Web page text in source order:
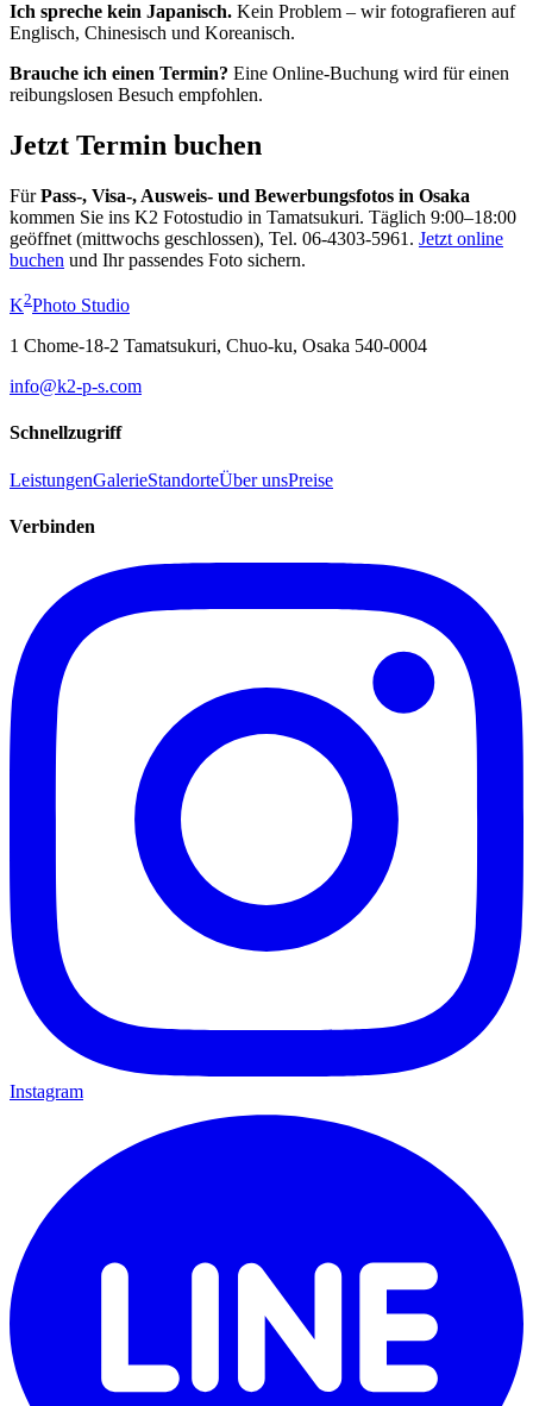
Ich spreche kein Japanisch. Kein Problem – wir fotografieren auf
Englisch, Chinesisch und Koreanisch.
Brauche ich einen Termin? Eine Online-Buchung wird für einen
reibungslosen Besuch empfohlen.
Jetzt Termin buchen
FürPass-, Visa-, Ausweis- und Bewerbungsfotos in Osaka
kommen Sie ins K2 Fotostudio in Tamatsukuri. Täglich 9:00–18:00
geöffnet (mittwochs geschlossen), Tel. 06-4303-5961. Jetzt online
buchen und Ihr passendes Foto sichern.
K2Photo Studio
1 Chome-18-2 Tamatsukuri, Chuo-ku, Osaka 540-0004
info@k2-p-s.com
Schnellzugriff
LeistungenGalerieStandorteÜber unsPreise
Verbinden
Instagram